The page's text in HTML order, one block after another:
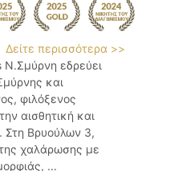
Δείτε περισσότερα >>
Ν.Σμύρνη εδρεύει
και
φιλόξενος
αισθητική και
Στη Βρυούλων 3,
χαλάρωσης με
...